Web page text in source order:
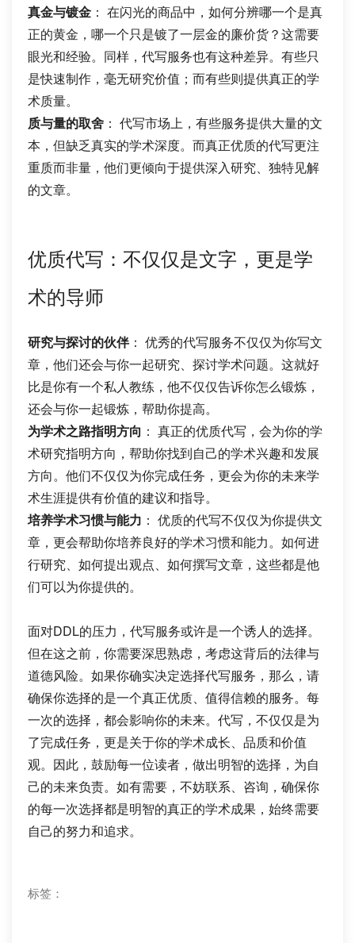
真金与镀金 ： 在闪光的商品中，如何分辨哪一个是真
正的黄金，哪一个只是镀了一层金的廉价货？这需要
眼光和经验。同样，代写服务也有这种差异。有些只
是快速制作，毫无研究价值；而有些则提供真正的学
术质量。
质与量的取舍 ： 代写市场上，有些服务提供大量的文
本，但缺乏真实的学术深度。而真正优质的代写更注
重质而非量，他们更倾向于提供深入研究、独特见解
的文章。
优质代写：不仅仅是文字，更是学
术的导师
研究与探讨的伙伴： 优秀的代写服务不仅仅为你写文
章，他们还会与你一起研究、探讨学术问题。这就好
比是你有一个私人教练，他不仅仅告诉你怎么锻炼，
还会与你一起锻炼，帮助你提高。
为学术之路指明方向 ： 真正的优质代写，会为你的学
术研究指明方向，帮助你找到自己的学术兴趣和发展
方向。他们不仅仅为你完成任务，更会为你的未来学
术生涯提供有价值的建议和指导。
培养学术习惯与能力 ： 优质的代写不仅仅为你提供文
章，更会帮助你培养良好的学术习惯和能力。如何进
行研究、如何提出观点、如何撰写文章，这些都是他
们可以为你提供的。
面对DDL的压力，代写服务或许是一个诱人的选择。
但在这之前，你需要深思熟虑，考虑这背后的法律与
道德风险。如果你确实决定选择代写服务，那么，请
确保你选择的是一个真正优质、值得信赖的服务。每
一次的选择，都会影响你的未来。代写，不仅仅是为
了完成任务，更是关于你的学术成长、品质和价值
观。因此，鼓励每一位读者，做出明智的选择，为自
己的未来负责。如有需要，不妨联系、咨询，确保你
的每一次选择都是明智的真正的学术成果，始终需要
自己的努力和追求。
标签：